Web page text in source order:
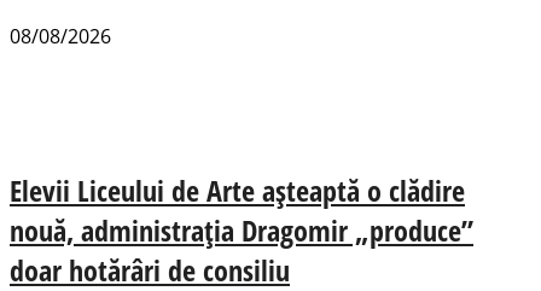
08/08/2026
Elevii Liceului de Arte așteaptă o clădire
nouă, administrația Dragomir „produce”
doar hotărâri de consiliu